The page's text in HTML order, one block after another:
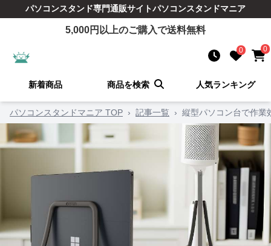
パソコンスタンド専門通販サイトパソコンスタンドマニア
5,000円以上のご購入で送料無料
0 0
新着商品 商品を検索 人気ランキング
パソコンスタンドマニア TOP › 記事一覧 › 縦型パソコン台で作業